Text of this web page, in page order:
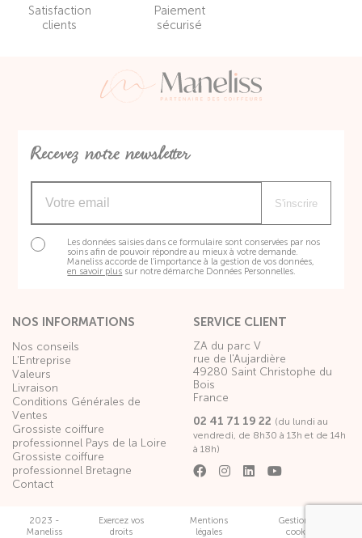
Satisfaction
clients
Paiement
sécurisé
NOS INFORMATIONS
Nos conseils
L'Entreprise
Valeurs
Livraison
Conditions Générales de
Ventes
Grossiste coiffure
professionnel Pays de la Loire
Grossiste coiffure
professionnel Bretagne
Contact
SERVICE CLIENT
ZA du parc V
rue de l'Aujardière
49280 Saint Christophe du
Bois
France
02 41 71 19 22 (du lundi au
vendredi, de 8h30 à 13h et de 14h
à 18h)
Recevez notre newsletter
S'inscrire
Les données saisies dans ce formulaire sont conservées par nos
soins afin de pouvoir répondre au mieux à votre demande.
Maneliss accorde de l’importance à la gestion de vos données,
en savoir plus sur notre démarche Données Personnelles.
2023 -
Maneliss
Exercez vos
droits
Mentions
légales
Gestion des
cookies